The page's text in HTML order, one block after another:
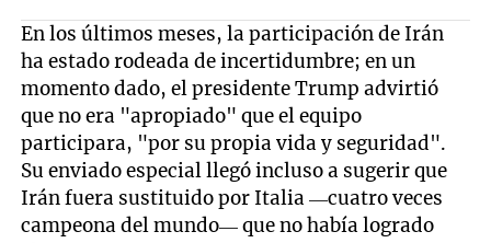
En los últimos meses, la participación de Irán
ha estado rodeada de incertidumbre; en un
momento dado, el presidente Trump advirtió
que no era "apropiado" que el equipo
participara, "por su propia vida y seguridad".
Su enviado especial llegó incluso a sugerir que
Irán fuera sustituido por Italia —cuatro veces
campeona del mundo— que no había logrado